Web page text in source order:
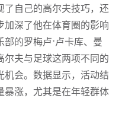
自己的高尔夫技巧，还
深了他在体育圈的影响
的罗梅卢·卢卡库、曼
夫与足球这两项不同的
会。数据显示，活动结
涨，尤其是在年轻群体